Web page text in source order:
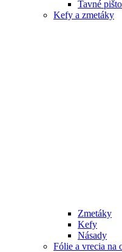
Tavné
Kefy a zmetáky
Zmetáky
Kefy
Násady
Fólie a vrecia na